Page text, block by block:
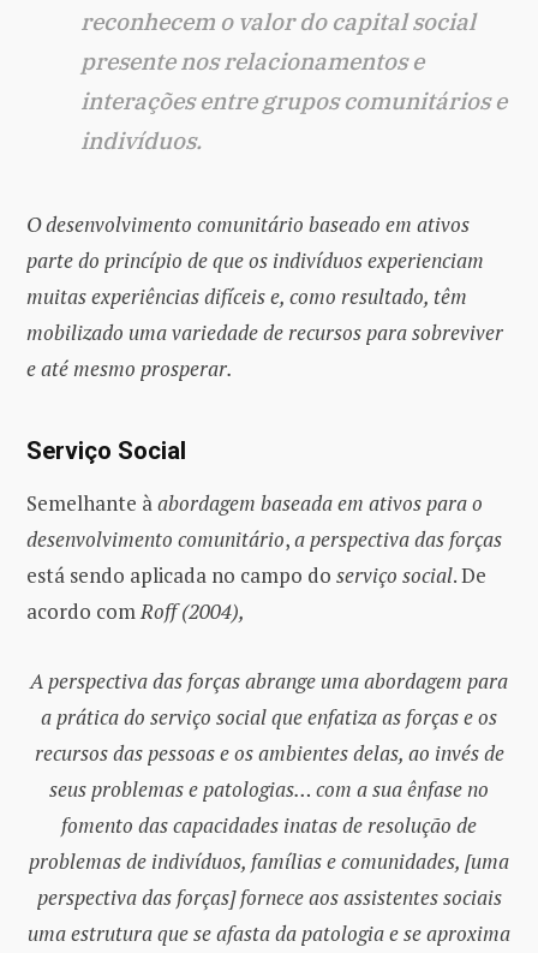
reconhecem o valor do capital social
presente nos relacionamentos e
interações entre grupos comunitários e
indivíduos.
O desenvolvimento comunitário baseado em ativos
parte do princípio de que os indivíduos experienciam
muitas experiências difíceis e, como resultado, têm
mobilizado uma variedade de recursos para sobreviver
e até mesmo prosperar.
Serviço Social
Semelhante àabordagem baseada em ativospara o
desenvolvimento comunitário,a perspectiva das forças
está sendo aplicada no campo do serviço social. De
acordo comRoff (2004),
A perspectiva das forças abrange uma abordagem para
a prática do serviço social que enfatiza as forças e os
recursos das pessoas e os ambientes delas, ao invés de
seus problemas e patologias… com a sua ênfase no
fomento das capacidades inatas de resolução de
problemas de indivíduos, famílias e comunidades, [uma
perspectiva das forças] fornece aos assistentes sociais
uma estrutura que se afasta da patologia e se aproxima